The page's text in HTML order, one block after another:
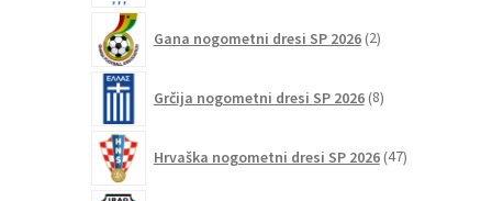
Gana nogometni dresi SP 2026 2izdelka
Grčija nogometni dresi SP 2026 8izdelkov
Hrvaška nogometni dresi SP 2026 47izdelkov